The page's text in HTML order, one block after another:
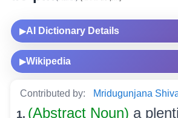
▶AI Dictionary Details
▶Wikipedia
Contributed by: Mridugunjana
1. (Abstract Noun) a